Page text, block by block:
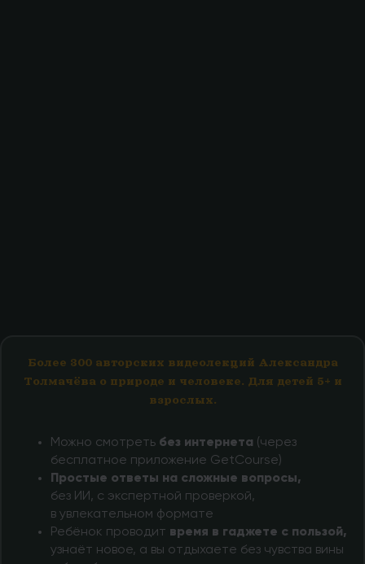
Более 300 авторских видеолекций Александра
Толмачёва о природе и человеке. Для детей 5+ и
взрослых.
Можно смотреть без интернета (через
бесплатное приложение GetCourse)
Простые ответы на сложные вопросы,
без ИИ, с экспертной проверкой,
в увлекательном формате
Ребёнок проводит время в гаджете с пользой,
узнаёт новое, а вы отдыхаете без чувства вины